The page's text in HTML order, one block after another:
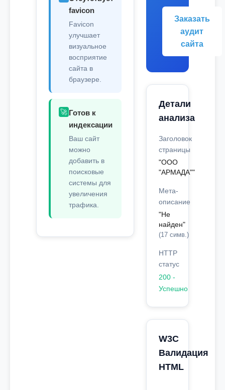
favicon
Favicon
улучшает
визуальное
восприятие
сайта в
браузере.
🚀 Готов к
индексации
Ваш сайт
можно
добавить в
поисковые
системы для
увеличения
трафика.
Заказать
аудит
сайта
Детали
анализа
Заголовок
страницы
"ООО
"АРМАДА""
Мета-
описание
"Не
найден"
(17 симв.)
HTTP
статус
200 -
Успешно
W3C
Валидация
HTML